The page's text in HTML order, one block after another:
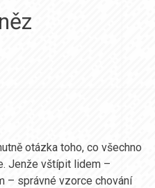
otázka toho, co všechno
Jenže vštípit lidem –
– správné vzorce chování